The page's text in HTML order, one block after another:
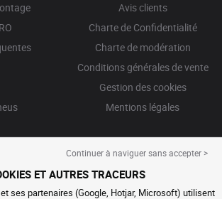
Avis clients
Charte de Confidentialité
Charte de modération
Conditions générales de vente
Gestion des cookies
Mentions légales
Continuer à naviguer sans accepter >
ET AUTRES TRACEURS
ses partenaires (Google, Hotjar, Microsoft) utilisent